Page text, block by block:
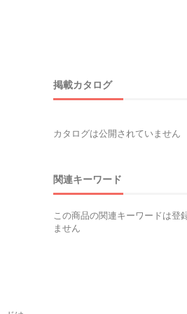
掲載カタログ
カタログは公開されていません
関連キーワード
この商品の関連キーワードは登
ません